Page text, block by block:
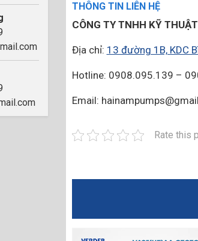
THÔNG TIN LIÊN HỆ
CÔNG TY TNHH KỸ
Địa chỉ: 13 đường 1B, KDC
Hotline: 0908.095.139 –
Email:
Rate this